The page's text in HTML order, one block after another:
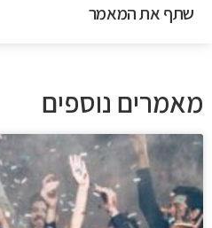
שתף את המאמר
מאמרים נוספים